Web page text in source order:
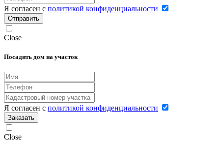
Я согласен с политикой конфиденциальности
Отправить
Close
Посадить дом на участок
Я согласен с политикой конфиденциальности
Заказать
Close